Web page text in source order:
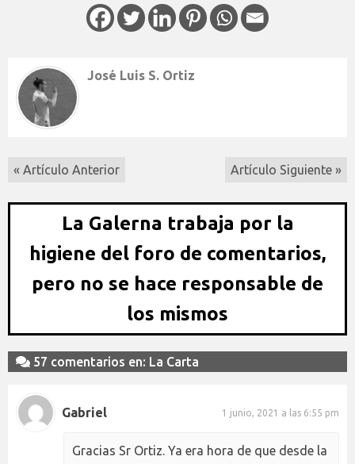
José Luis S. Ortiz
« Artículo Anterior Artículo Siguiente »
La Galerna trabaja por la
higiene del foro de comentarios,
pero no se hace responsable de
los mismos
57 comentarios en: La Carta
Gabriel 1 junio, 2021 a las 6:55 pm
Gracias Sr Ortiz. Ya era hora de que desde la